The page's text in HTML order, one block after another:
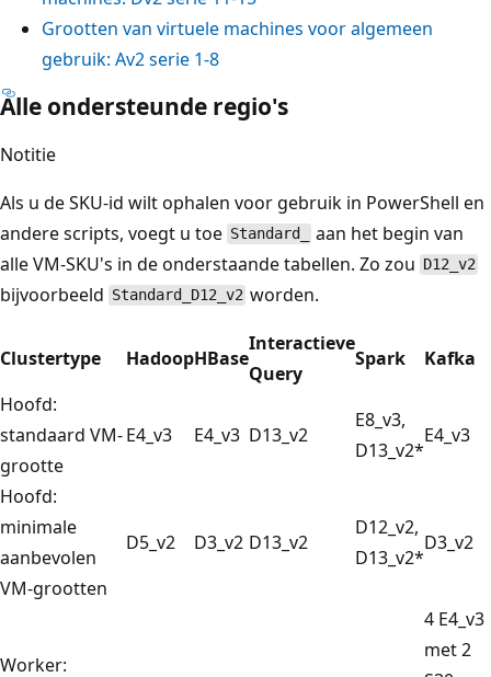
Grootten van virtuele machines voor algemeen
gebruik: Av2serie 1-8
Alle ondersteunde regio's
Notitie
Als u de SKU-id wilt ophalen voor gebruik in PowerShell en
andere scripts, voegt u toe Standard_
aan het begin van
alle VM-SKU's in de onderstaande tabellen. Zo zou D12_v2
bijvoorbeeld Standard_D12_v2 worden.
Clustertype HadoopHBase
Interactieve
Query
Spark
Kafka
Hoofd:
standaard VM-
grootte
E4_v3 E4_v3 D13_v2
E8_v3,
D13_v2*
E4_v3
Hoofd:
minimale
aanbevolen
VM-grootten
D5_v2 D3_v2 D13_v2
D12_v2,
D13_v2*
D3_v2
Worker:
4 E4_v3
met 2